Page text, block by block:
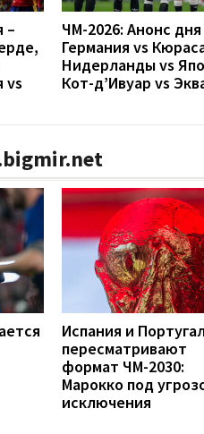
–
vs
ЧМ-2026: Анонс
Германия vs
Нидерланды vs
Кот-д’Ивуар vs
Испания и
пересматривают
формат ЧМ-2030:
Марокко под
исключения